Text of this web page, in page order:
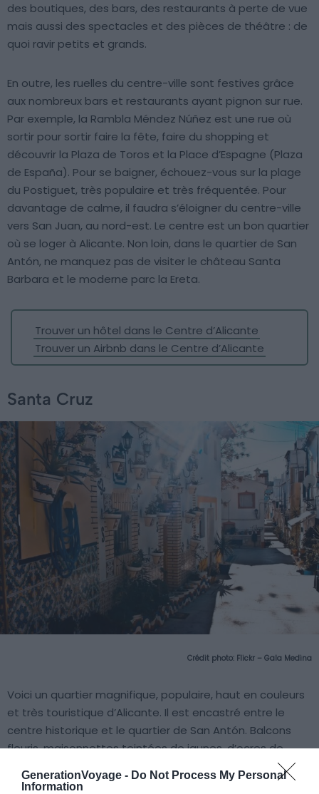
GenerationVoyage - Do Not Process My Personal
Information
des boutiques, des bars, des restaurants à perte de vue
mais aussi des spectacles et des pièces de théâtre : de
quoi ravir petits et grands.
En outre, les ruelles du centre-ville sont festives grâce
aux nombreux bars et restaurants ayant pignon sur rue.
Par exemple, la Rambla Méndez Núñez est une rue où
sortir pour sortir faire la fête, faire du shopping et
découvrir la Plaza de Toros et la Place d’Espagne (Plaza
de España). Pour se baigner, échouez-vous sur la plage
du Postiguet, très populaire et très fréquentée. Pour
davantage de calme, il faudra s’éloigner du centre-ville
vers San Juan, au nord-est. Le centre est un bon quartier
où se loger à Alicante. Non loin, dans le quartier de San
Antón, ne manquez pas de visiter le château Santa
Barbara et le moderne parc la Ereta.
Trouver un hôtel dans le Centre d’Alicante
Trouver un Airbnb dans le Centre d’Alicante
Santa Cruz
Crédit photo: Flickr – Gala Medina
Voici un quartier magnifique, populaire, haut en couleurs
et très touristique d’Alicante. Il est encastré entre le
centre historique et le quartier de San Antón. Balcons
fleuris, maisonnettes teintées de jaunes, d’ocres de
car
c’est l’un des plus anciens quartiers d’Alicante. Vous